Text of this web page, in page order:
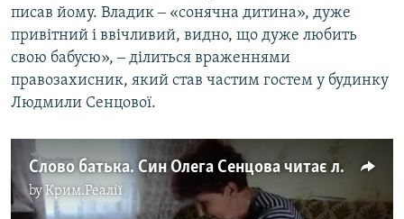
писав йому. Владик ‒ «сонячна дитина», дуже
привітний і ввічливий, видно, що дуже любить
свою бабусю», ‒ ділиться враженнями
правозахисник, який став частим гостем у будинку
Людмили Сенцової.
Слово батька. Син Олега Сенцова читає лист із колонії
byКрим.Реалії